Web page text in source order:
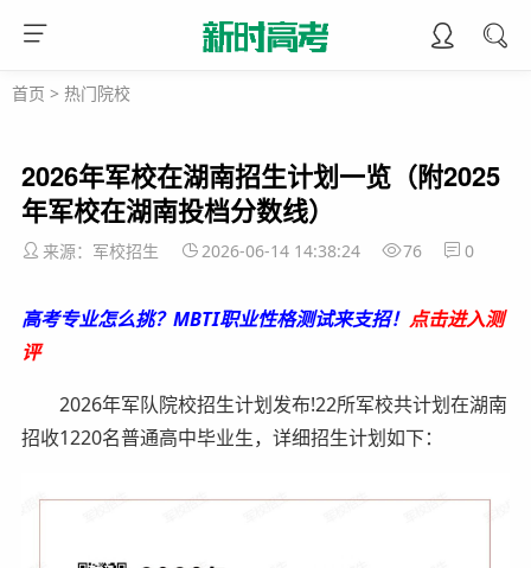
首页 > 热门院校
2026年军校在湖南招生计划一览（附2025
年军校在湖南投档分数线）
来源：军校招生 2026-06-14 14:38:24 76 0
高考专业怎么挑？MBTI职业性格测试来支招！ 点击进入测
评
2026年军队院校招生计划发布!22所军校共计划在湖南
招收1220名普通高中毕业生，详细招生计划如下：